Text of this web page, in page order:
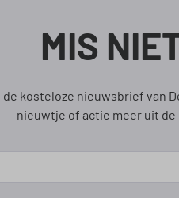
MIS
de kosteloze nieuwsbrief van
nieuwtje of actie meer uit de